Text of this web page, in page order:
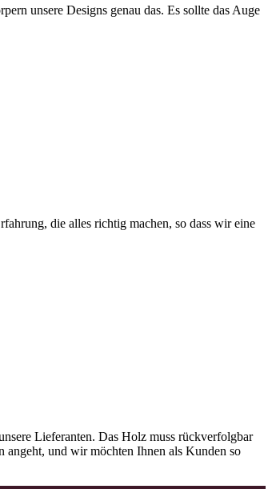
unsere Designs genau das. Es sollte das Auge
die alles richtig machen, so dass wir eine
Lieferanten. Das Holz muss rückverfolgbar
angeht, und wir möchten Ihnen als Kunden so